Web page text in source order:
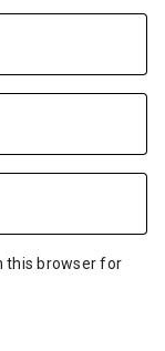
this browser for